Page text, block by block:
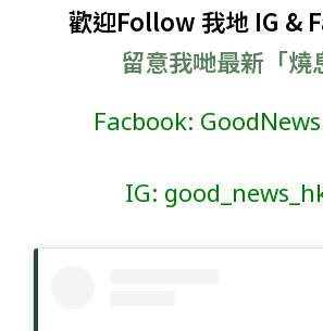
歡迎Follow 我地 IG &
留意我哋最新「燒
Facbook:
IG: good_news_hk